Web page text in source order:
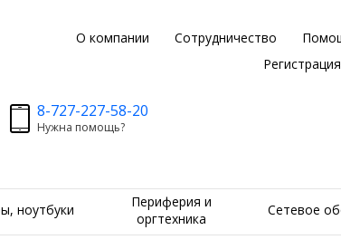
О компании Сотрудничество
8-727-227-58-20
Нужна помощь?
ноутбуки
Периферия и
оргтехника
Сетевое